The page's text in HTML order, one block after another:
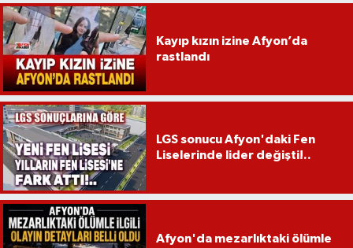
Kayıp kızın izine Afyon’da
rastlandı
LGS sonucu Afyon'daki Fen
Liselerinde lider değişti!..
Afyon'da mezarlıktaki ölümle